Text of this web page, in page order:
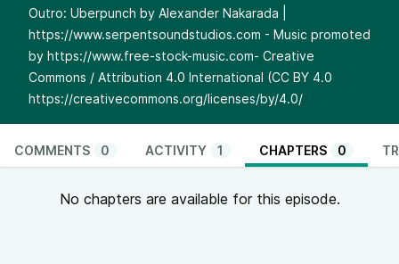
Outro: Uberpunch by Alexander Nakarada |
⁠⁠⁠⁠⁠⁠⁠⁠⁠https://www.serpentsoundstudios.com - Music promoted
by https://www.free-stock-music.com⁠⁠⁠⁠⁠⁠⁠⁠⁠- Creative
Commons / Attribution 4.0 International (CC BY 4.0
https://creativecommons.org/licenses/by/4.0/
COMMENTS 0 ACTIVITY 1 CHAPTERS 0
No chapters are available for this episode.